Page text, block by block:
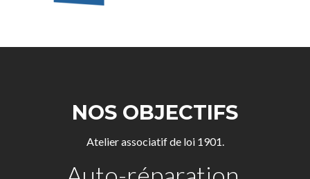
NOS OBJECTIFS
Atelier associatif de loi 1901.